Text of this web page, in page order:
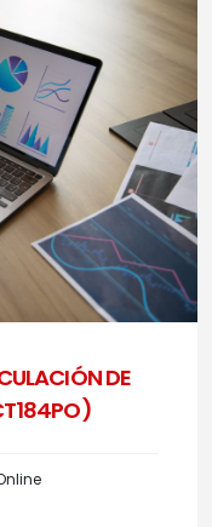
DE